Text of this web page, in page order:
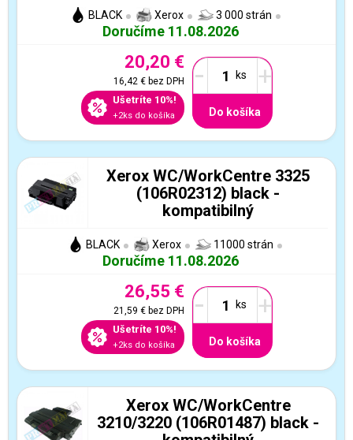
BLACK Xerox 3 000 strán
Doručíme 11.08.2026
20,20 €
16,42 €bez DPH
Ušetríte 10%!
+2ks do košíka
- +
Do košíka
Xerox WC/WorkCentre 3325
(106R02312) black -
kompatibilný
BLACK Xerox 11000 strán
Doručíme 11.08.2026
26,55 €
21,59 €bez DPH
Ušetríte 10%!
+2ks do košíka
- +
Do košíka
Xerox WC/WorkCentre
3210/3220 (106R01487) black -